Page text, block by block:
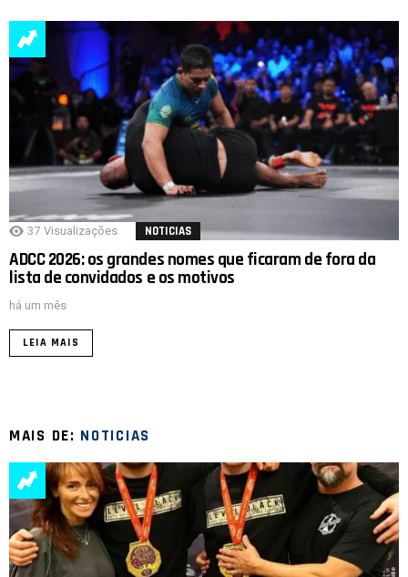
37 Visualizações NOTICIAS
ADCC 2026: os grandes nomes que ficaram de fora da
lista de convidados e os motivos
há um mês
LEIA MAIS
MAIS DE: NOTICIAS